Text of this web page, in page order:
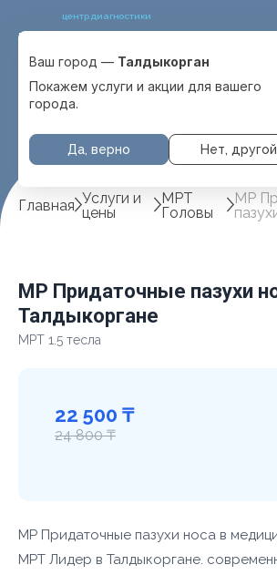
центр диагностики
Выбрать город
с. Отеген батыра
Ваш город — Талдыкорган
Покажем услуги и акции для вашего
города.
Да, верно Нет, другой
Главная Услуги и
цены
МРТ
Головы
МР
МР Придаточные пазухи
Талдыкоргане
МРТ 1.5 тесла
22 500 ₸
24 800 ₸
МР Придаточные пазухи носа в
МРТ Лидер в Талдыкоргане.